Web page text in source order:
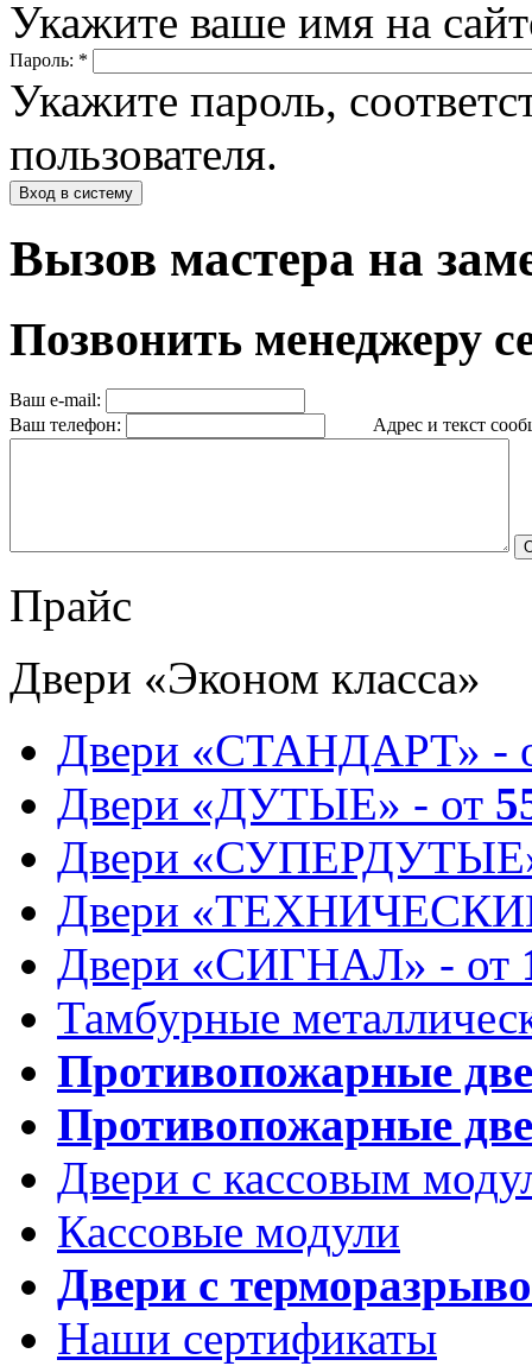
Укажите ваше имя на
Пароль: *
Укажите пароль,
пользователя.
Вызов мастера на
Позвонить менеджеру
Ваш e-mail:
Ваш телефон:
Адрес и текст
Прайс
Двери «Эконом класса»
Двери «СТАНДАРТ» -
Двери «ДУТЫЕ» - от
Двери
Двери
Двери «СИГНАЛ» - от
Тамбурные
Противопожарные
Противопожарные
Двери с кассовым
Кассовые модули
Двери с
Наши сертификаты